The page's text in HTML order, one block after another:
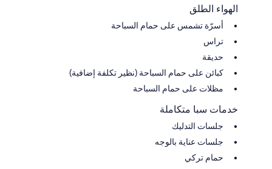
الهواء الطلق
أسرّة تشمس على حمام السباحة
تراس
حديقة
كبائن على حمام السباحة (نظير تكلفة إضافية)
مظلات على حمام السباحة
خدمات سبا متكاملة
جلسات التدليك
جلسات عناية بالوجه
حمام تركي